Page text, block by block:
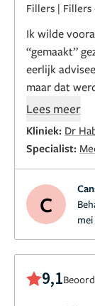
Fillers | Fillers
Ik wilde
“gemaakt”
eerlijk
maar dat
vochtzakjes
De praktijk
duurder dan
veel mooier
Vooral de
klachten
Lees meer
Kliniek: Dr
Specialist:
C
9,1